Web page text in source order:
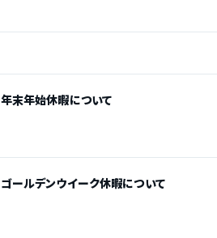
年末年始休暇について
ゴールデンウイーク休暇について